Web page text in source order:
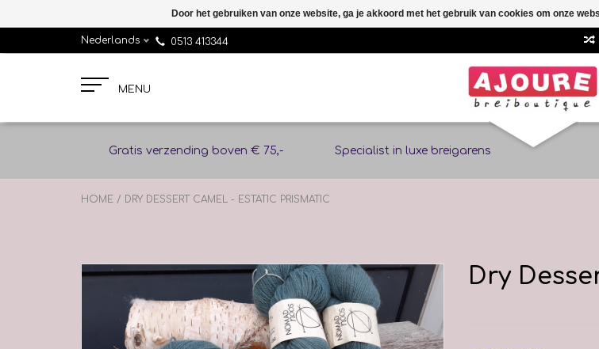
Nederlands 0513 413344
MENU
Gratis verzending boven € 75,- Specialist in luxe breigarens
HOME / DRY DESSERT CAMEL - ESTATIC PRISMATIC
Dry
Door het gebruiken van onze website, ga je akkoord met het gebruik van cookies om onze